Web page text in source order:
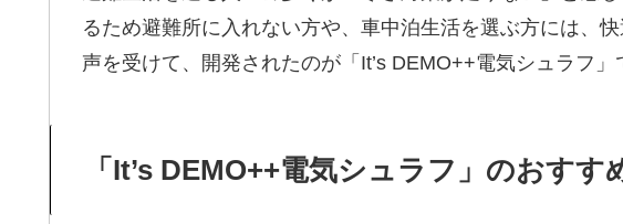
るため避難所に入れない方や、車中泊生活を選ぶ方には、
声を受けて、開発されたのが「It’s DEMO++電気シュラフ」
「It’s DEMO++電気シュラフ」のおすす